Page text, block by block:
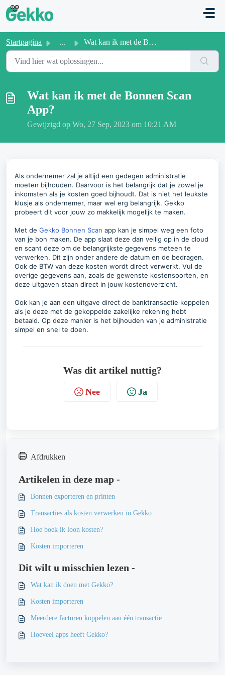
Doorgaan naar hoofdinhoud
Startpagina ... Wat kan ik met de Bonnen Scan App?
Wat kan ik met de Bonnen Scan
App?
Gewijzigd op Wo, 27 Sep, 2023 om 10:21 AM
Als ondernemer zal je altijd een gedegen administratie
moeten bijhouden. Daarvoor is het belangrijk dat je zowel je
inkomsten als je kosten goed bijhoudt. Dat is niet het leukste
klusje als ondernemer, maar wel erg belangrijk. Gekko
probeert dit voor jouw zo makkelijk mogelijk te maken.
Met de Gekko Bonnen Scan app kan je simpel weg een foto
van je bon maken. De app slaat deze dan veilig op in de cloud
en scant deze om de belangrijkste gegevens meteen te
verwerken. Dit zijn onder andere de datum en de bedragen.
Ook de BTW van deze kosten wordt direct verwerkt. Vul de
overige gegevens aan, zoals de gewenste kostensoorten, en
deze uitgaven staan direct in jouw kostenoverzicht.
Ook kan je aan een uitgave direct de banktransactie koppelen
als je deze met de gekoppelde zakelijke rekening hebt
betaald. Op deze manier is het bijhouden van je administratie
simpel en snel te doen.
Was dit artikel nuttig?
Nee Ja
Afdrukken
Artikelen in deze map -
Bonnen exporteren en printen
Transacties als kosten verwerken in Gekko
Hoe boek ik loon kosten?
Kosten importeren
Dit wilt u misschien lezen -
Wat kan ik doen met Gekko?
Kosten importeren
Meerdere facturen koppelen aan één transactie
Hoeveel apps heeft Gekko?